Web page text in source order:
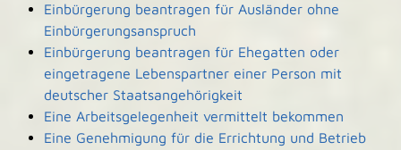
Einbürgerung beantragen für Ausländer ohne
Einbürgerungsanspruch
Einbürgerung beantragen für Ehegatten oder
eingetragene Lebenspartner einer Person mit
deutscher Staatsangehörigkeit
Eine Arbeitsgelegenheit vermittelt bekommen
Eine Genehmigung für die Errichtung und Betrieb